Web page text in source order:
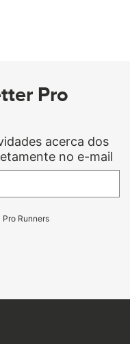
Pro
acerca dos
no e-mail
Runners